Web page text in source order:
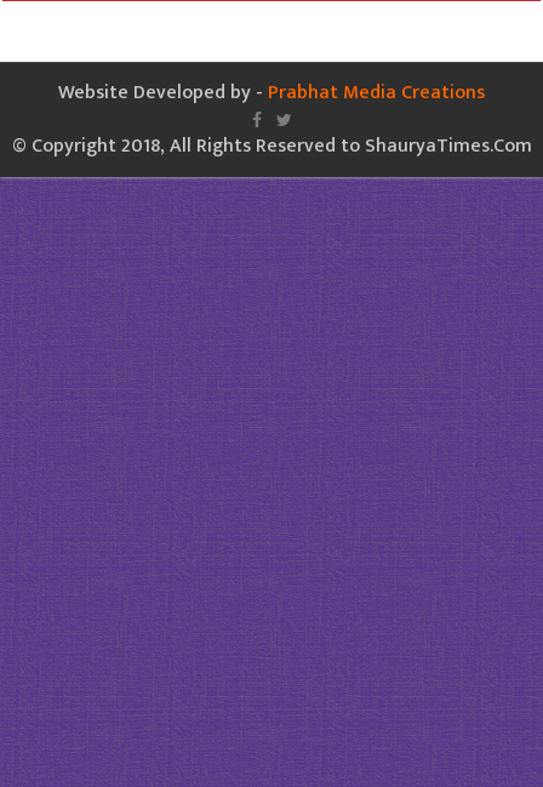
Website Developed by - Prabhat Media Creations
© Copyright 2018, All Rights Reserved to ShauryaTimes.Com